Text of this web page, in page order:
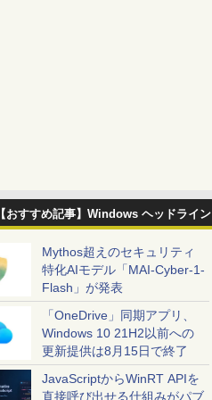
【おすすめ記事】Windows ヘッドライン
Mythos超えのセキュリティ
特化AIモデル「MAI-Cyber-1-
Flash」が発表
「OneDrive」同期アプリ、
Windows 10 21H2以前への
更新提供は8月15日で終了
JavaScriptからWinRT APIを
直接呼び出せる仕組みがパブ